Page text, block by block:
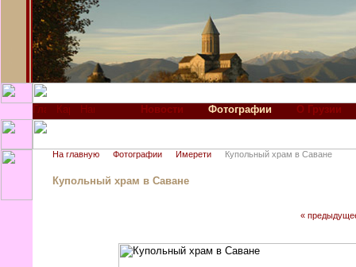
Новости Фотографии О Грузии
На главную Фотографии Имерети Купольный храм в Саване
Купольный храм в Саване
«